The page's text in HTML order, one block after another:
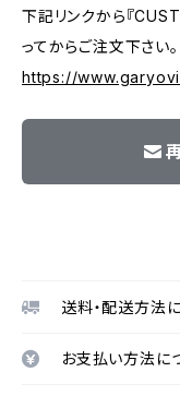
下記リンクから『
ってからご注文下さい。
https://
送料・配送方法
お支払い方法に